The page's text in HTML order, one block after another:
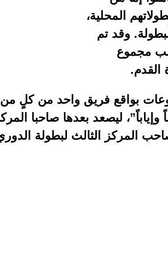
المحلية،
وقد تم
بحسب مجموع
القدم.
الفرق الـ32 على 8 مجموعات بواقع فريق
ليصعد بعدها صاحبا